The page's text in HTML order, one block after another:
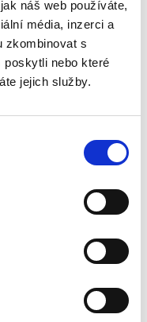
náš web používáte,
média, inzerci a
zkombinovat s
nebo které
jejich služby.
jsou zahrnuty i
veřejného. 2.